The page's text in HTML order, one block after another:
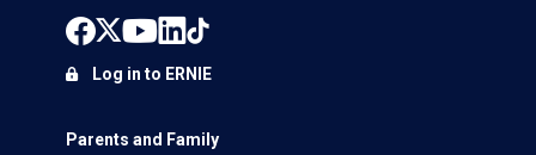
Parents and Family
Log in to ERNIE